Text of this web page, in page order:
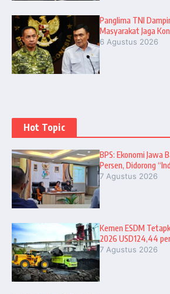
Panglima TNI
Masyarakat Jaga
6 Agustus 2026
Hot Topic
BPS: Ekonomi Jawa
Persen, Didorong
7 Agustus 2026
Kemen ESDM
2026 USD124,44
7 Agustus 2026